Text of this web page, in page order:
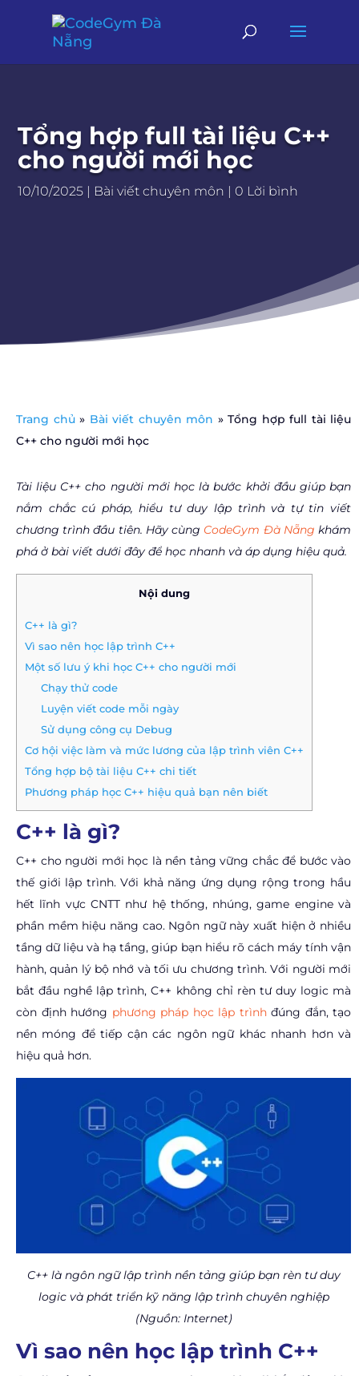
Tổng hợp full tài liệu C++
cho người mới học
10/10/2025 | Bài viết chuyên môn | 0 Lời bình
Trang chủ» Bài viết chuyên môn » Tổng hợp full tài liệu
C++ cho người mới học
Tài liệu C++ cho người mới học là bước khởi đầu giúp bạn
nắm chắc cú pháp, hiểu tư duy lập trình và tự tin viết
chương trình đầu tiên. Hãy cùng CodeGym Đà Nẵng khám
phá ở bài viết dưới đây để học nhanh và áp dụng hiệu quả.
Nội dung
C++ là gì?
Vì sao nên học lập trình C++
Một số lưu ý khi học C++ cho người mới
Chạy thử code
Luyện viết code mỗi ngày
Sử dụng công cụ Debug
Cơ hội việc làm và mức lương của lập trình viên C++
Tổng hợp bộ tài liệu C++ chi tiết
Phương pháp học C++ hiệu quả bạn nên biết
C++ là gì?
C++ cho người mới học là nền tảng vững chắc để bước vào
thế giới lập trình. Với khả năng ứng dụng rộng trong hầu
hết lĩnh vực CNTT như hệ thống, nhúng, game engine và
phần mềm hiệu năng cao. Ngôn ngữ này xuất hiện ở nhiều
tầng dữ liệu và hạ tầng, giúp bạn hiểu rõ cách máy tính vận
hành, quản lý bộ nhớ và tối ưu chương trình. Với người mới
bắt đầu nghề lập trình, C++ không chỉ rèn tư duy logic mà
còn định hướng phương pháp học lập trìnhđúng đắn, tạo
nền móng để tiếp cận các ngôn ngữ khác nhanh hơn và
hiệu quả hơn.
C++ là ngôn ngữ lập trình nền tảng giúp bạn rèn tư duy
logic và phát triển kỹ năng lập trình chuyên nghiệp
(Nguồn: Internet)
Vì sao nên học lập trình C++